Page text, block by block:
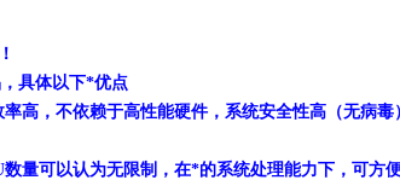
具体以下*优点
高，不依赖于高性能硬件，系统安全性高（无病
量可以认为无限制，在*的系统处理能力下，可方